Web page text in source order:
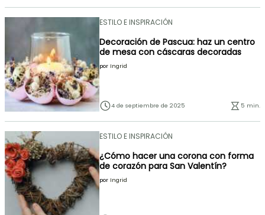
ESTILO E INSPIRACIÓN
Decoración de Pascua: haz un centro
de mesa con cáscaras decoradas
por Ingrid
4 de septiembre de 2025 5 min.
ESTILO E INSPIRACIÓN
¿Cómo hacer una corona con forma
de corazón para San Valentín?
por Ingrid